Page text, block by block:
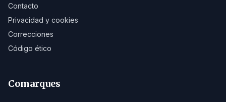
Contacto
Privacidad y cookies
Correcciones
Código ético
Comarques